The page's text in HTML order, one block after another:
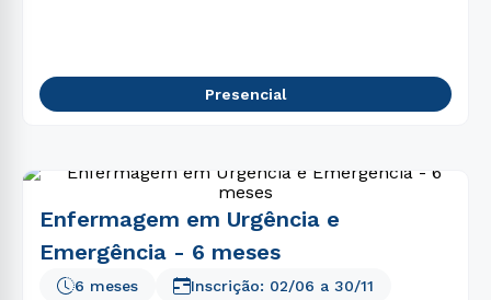
Presencial
Enfermagem em Urgência e
Emergência - 6 meses
6 meses
Inscrição: 02/06 a 30/11